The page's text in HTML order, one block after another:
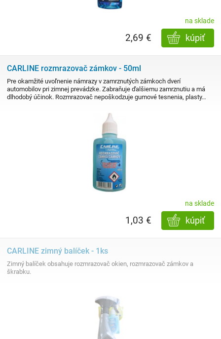
na sklade
kúpiť
2,69 €
CARLINE rozmrazovač zámkov - 50ml
Pre okamžité uvoľnenie námrazy v zamrznutých zámkoch dverí
automobilov pri zimnej prevádzke. Zabraňuje ďalšiemu zamrznutiu a má
dlhodobý účinok. Rozmrazovač nepoškodzuje gumové tesnenia, plasty…
na sklade
kúpiť
1,03 €
CARLINE zimný balíček - 1ks
Zimný balíček obsahuje rozmrazovač okien, rozmrazovač zámkov a
škrabku.